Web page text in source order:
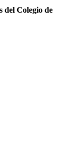
del Colegio de